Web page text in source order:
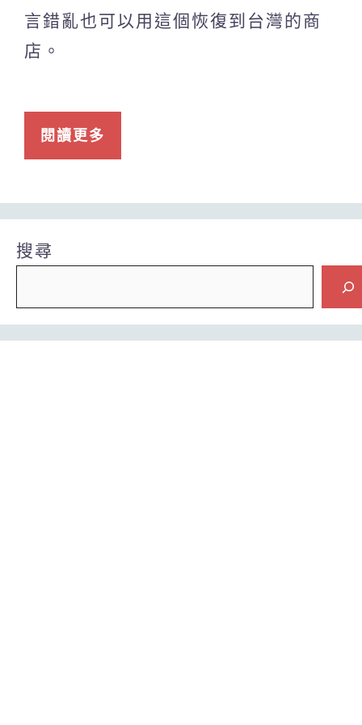
言錯亂也可以用這個恢復到台灣的商
店。
閱讀更多
搜尋